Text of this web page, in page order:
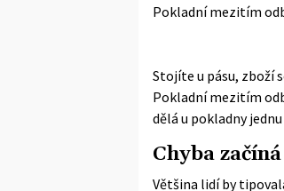
Pokladní mezitím
Stojíte u pásu, zboží
Pokladní mezitím
dělá u pokladny
Chyba
Většina lidí by